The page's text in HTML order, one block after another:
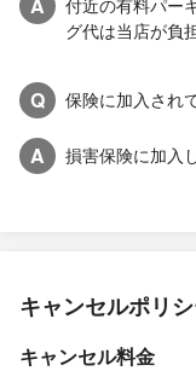
付近の有料パー
グ代は当店が負
Q 保険に加入され
A 損害保険に加入
キャンセルポリ
キャンセル料金